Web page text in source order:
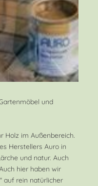
und
Holz im Außenbereich.
Herstellers Auro in
und natur. Auch
hier haben wir
auf rein natürlicher